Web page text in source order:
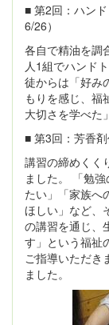
■ 第2回：ハン
6/26）
各自で精油を調
人1組でハンド
徒からは「好み
もりを感じ、福
大切さを学べた
■ 第3回：芳香
講習の締めくく
ました。 「勉
たい」「家族へ
ほしい」など、
の講習を通じ、
す」という福祉
ご指導いただき
ました。